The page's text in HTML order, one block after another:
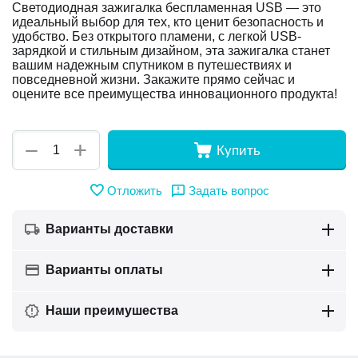
Светодиодная зажигалка беспламенная USB — это
идеальный выбор для тех, кто ценит безопасность и
удобство. Без открытого пламени, с легкой USB-
зарядкой и стильным дизайном, эта зажигалка станет
вашим надежным спутником в путешествиях и
повседневной жизни. Закажите прямо сейчас и
оцените все преимущества инновационного продукта!
+
− Купить
Отложить Задать вопрос
Варианты доставки
Варианты оплаты
Наши преимушества